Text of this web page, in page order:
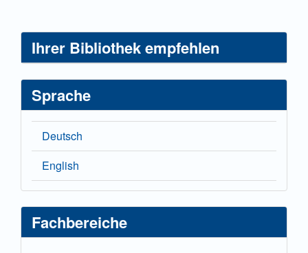
Ihrer Bibliothek empfehlen
Sprache
Deutsch
English
Fachbereiche